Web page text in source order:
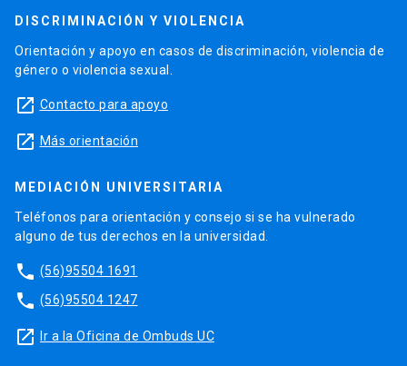
DISCRIMINACIÓN Y VIOLENCIA
Orientación y apoyo en casos de discriminación, violencia de
género o violencia sexual.
launch Contacto para apoyo
launch Más orientación
MEDIACIÓN UNIVERSITARIA
Teléfonos para orientación y consejo si se ha vulnerado
alguno de tus derechos en la universidad.
phone (56)95504 1691
phone (56)95504 1247
launch Ir a la Oficina de Ombuds UC